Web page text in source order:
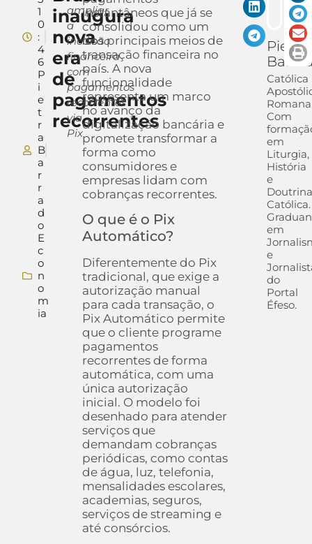
1
0
:
4
6
P
i
e
t
r
a
B
a
r
r
a
d
o
E
c
o
n
o
m
ia
inaugura
nova
era
de
pagamentos
recorrentes
ampliar
a
inclusão
financeira
com
pagamentos
recorrentes
via
Pix
instantâneos que já se
consolidou como um
dos principais meios de
transação financeira no
país. A nova
funcionalidade
representa um marco
no avanço da
digitalização bancária e
promete transformar a
forma como
consumidores e
empresas lidam com
cobranças recorrentes.
O que é o Pix
Automático?
Diferentemente do Pix
tradicional, que exige a
autorização manual
para cada transação, o
Pix Automático permite
que o cliente programe
pagamentos
recorrentes de forma
automática, com uma
única autorização
inicial. O modelo foi
desenhado para atender
serviços que
demandam cobranças
periódicas, como contas
de água, luz, telefonia,
mensalidades escolares,
academias, seguros,
serviços de streaming e
até consórcios.
Pietra
Católica
Com
em
Liturgia,
História
e
Católica.
em
e
do
Portal
Éfeso.